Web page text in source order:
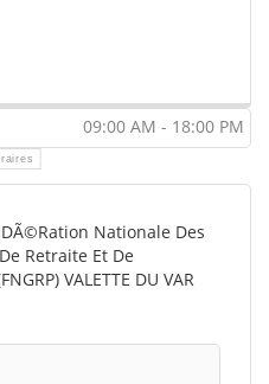
09:00 AM - 18:00 PM
Nationale Des
Retraite Et De
VALETTE DU VAR